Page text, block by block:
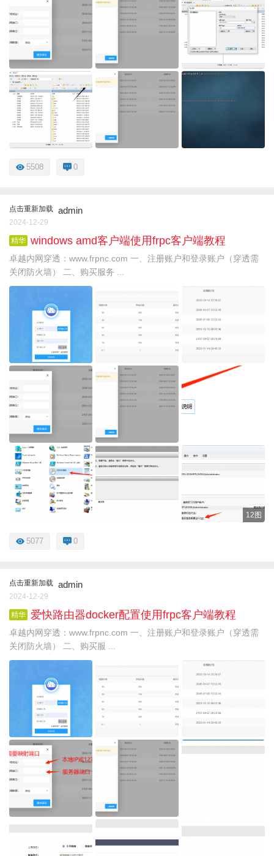
5508 0
点击重新加载 admin
2024-12-29
精华 windows amd客户端使用frpc客户端教程
卓越内网穿透：www.frpnc.com 一、注册账户和登录账户（穿透需
关闭防火墙） 二、购买服务 ...
12图
5077 0
点击重新加载 admin
2024-12-29
精华 爱快路由器docker配置使用frpc客户端教程
卓越内网穿透：www.frpnc.com 一、注册账户和登录账户（穿透需
关闭防火墙） 二、购买服 ...